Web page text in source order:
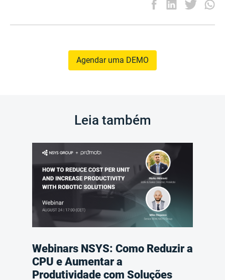
Agendar uma DEMO
Leia também
Webinars NSYS: Como Reduzir a
CPU e Aumentar a
Produtividade com Soluções